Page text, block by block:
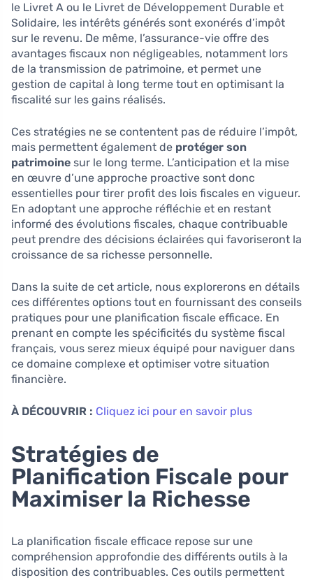
le Livret A ou le Livret de Développement Durable et
Solidaire, les intérêts générés sont exonérés d’impôt
sur le revenu. De même, l’assurance-vie offre des
avantages fiscaux non négligeables, notamment lors
de la transmission de patrimoine, et permet une
gestion de capital à long terme tout en optimisant la
fiscalité sur les gains réalisés.
Ces stratégies ne se contentent pas de réduire l’impôt,
mais permettent également de protéger son
patrimoine sur le long terme. L’anticipation et la mise
en œuvre d’une approche proactive sont donc
essentielles pour tirer profit des lois fiscales en vigueur.
En adoptant une approche réfléchie et en restant
informé des évolutions fiscales, chaque contribuable
peut prendre des décisions éclairées qui favoriseront la
croissance de sa richesse personnelle.
Dans la suite de cet article, nous explorerons en détails
ces différentes options tout en fournissant des conseils
pratiques pour une planification fiscale efficace. En
prenant en compte les spécificités du système fiscal
français, vous serez mieux équipé pour naviguer dans
ce domaine complexe et optimiser votre situation
financière.
À DÉCOUVRIR : Cliquez ici pour en savoir plus
Stratégies de
Planification Fiscale pour
Maximiser la Richesse
La planification fiscale efficace repose sur une
compréhension approfondie des différents outils à la
disposition des contribuables. Ces outils permettent